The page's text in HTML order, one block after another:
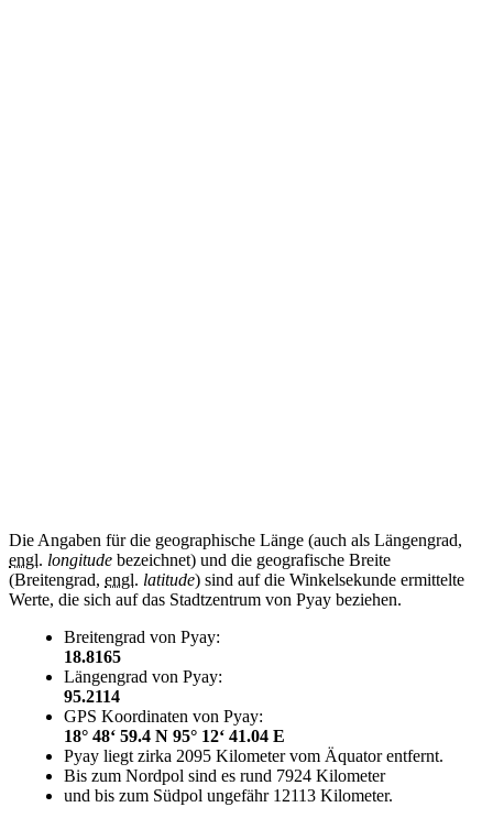
Die Angaben für die geographische Länge (auch als Längengrad,
engl. longitude bezeichnet) und die geografische Breite
(Breitengrad, engl. latitude) sind auf die Winkelsekunde ermittelte
Werte, die sich auf das Stadtzentrum von Pyay beziehen.
Breitengrad von Pyay:
18.8165
Längengrad von Pyay:
95.2114
GPS Koordinaten von Pyay:
18° 48‘ 59.4 N 95° 12‘ 41.04 E
Pyay liegt zirka 2095 Kilometer vom Äquator entfernt.
Bis zum Nordpol sind es rund 7924 Kilometer
und bis zum Südpol ungefähr 12113 Kilometer.